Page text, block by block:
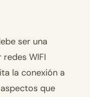
ser una
WIFI
la conexión a
que